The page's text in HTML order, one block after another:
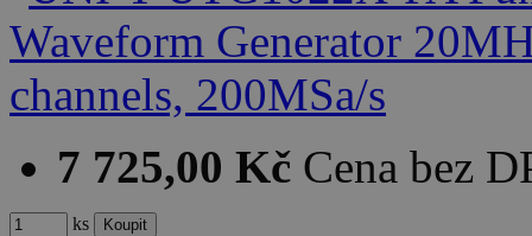
7 725,00 Kč Cena bez
ks